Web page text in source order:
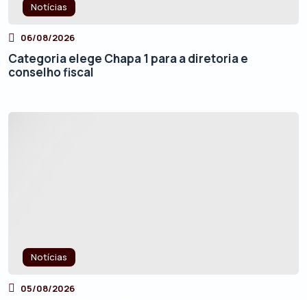
Notícias
06/08/2026
Categoria elege Chapa 1 para a diretoria e
conselho fiscal
Notícias
05/08/2026